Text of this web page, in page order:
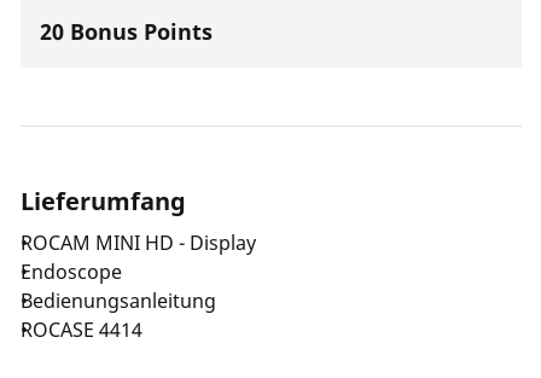
20 Bonus Points
Lieferumfang
ROCAM MINI HD - Display
Endoscope
Bedienungsanleitung
ROCASE 4414